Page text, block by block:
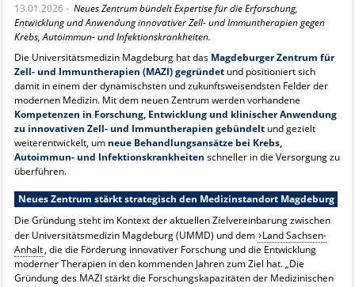
ÜBER UNS
INTERNATIONAL
INTRANET
13.01.2026 - Neues Zentrum bündelt Expertise für die Erforschung,
Entwicklung und Anwendung innovativer Zell- und Immuntherapien gegen
Krebs, Autoimmun- und Infektionskrankheiten.
Die Universitätsmedizin Magdeburg hat das Magdeburger Zentrum für
Zell- und Immuntherapien (MAZI) gegründetund positioniert sich
damit in einem der dynamischsten und zukunftsweisendsten Felder der
modernen Medizin. Mit dem neuen Zentrum werden vorhandene
Kompetenzen in Forschung, Entwicklung und klinischer Anwendung
zu innovativen Zell- und Immuntherapien gebündeltund gezielt
weiterentwickelt, um neue Behandlungsansätze bei Krebs,
Autoimmun- und Infektionskrankheiten schneller in die Versorgung zu
überführen.
Neues Zentrum stärkt strategisch den Medizinstandort Magdeburg
Die Gründung steht im Kontext der aktuellen Zielvereinbarung zwischen
der Universitätsmedizin Magdeburg (UMMD) und dem Land Sachsen-
Anhalt, die die Förderung innovativer Forschung und die Entwicklung
moderner Therapien in den kommenden Jahren zum Ziel hat. „Die
Gründung des MAZIstärkt die Forschungskapazitäten der Medizinischen